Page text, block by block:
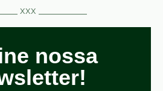
xxx __________
nossa